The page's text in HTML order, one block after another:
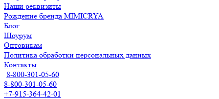
Наши реквизиты
Рождение бренда MIMICRYA
Блог
Шоурум
Оптовикам
Политика обработки персональных данных
Контакты
8-800-301-05-60
8-800-301-05-60
+7-915-364-42-01